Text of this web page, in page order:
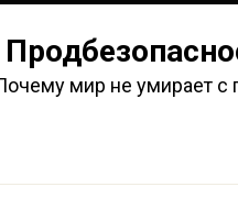
мир не умирает с